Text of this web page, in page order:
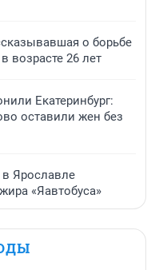
о борьбе
возрасте 26 лет
Екатеринбург:
оставили жен без
Ярославле
«Яавтобуса»